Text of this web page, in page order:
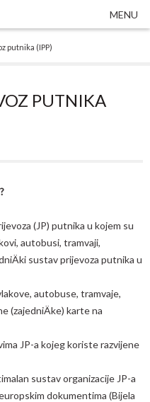
MENU
putnika (IPP)
PUTNIKA
(JP) putnika u kojem su
autobusi, tramvaji,
sustav prijevoza putnika u
autobuse, tramvaje,
(zajedniÄke) karte na
JP-a kojeg koriste razvijene
sustav organizacije JP-a
dokumentima (Bijela